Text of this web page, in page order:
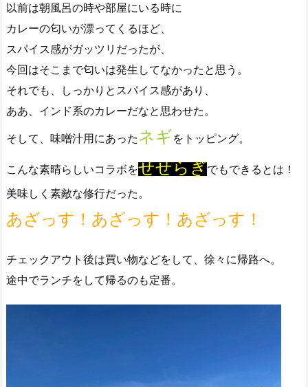
以前は朝風呂の時や部屋にいる時に
カレーの匂いが漂ってくるほど、
スパイス感がガッツリだったが、
今回はそこまで匂いは発生してなかったと思う。
それでも、しっかりとスパイス感があり、
ああ、インド系のカレーだなと思わせた。
そして、味噌汁用にあったネギをトッピング。
こんな素晴らしいコラボをせせらぎでもできるとは！
美味しく素敵な修行だった。
あざっす！あざっす！あざっす！
チェックアウト後は買い物などをして、徐々に帰路へ。
途中でランチをして帰るのも定番。